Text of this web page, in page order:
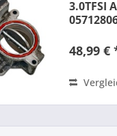
3.0TFSI
48,99 €